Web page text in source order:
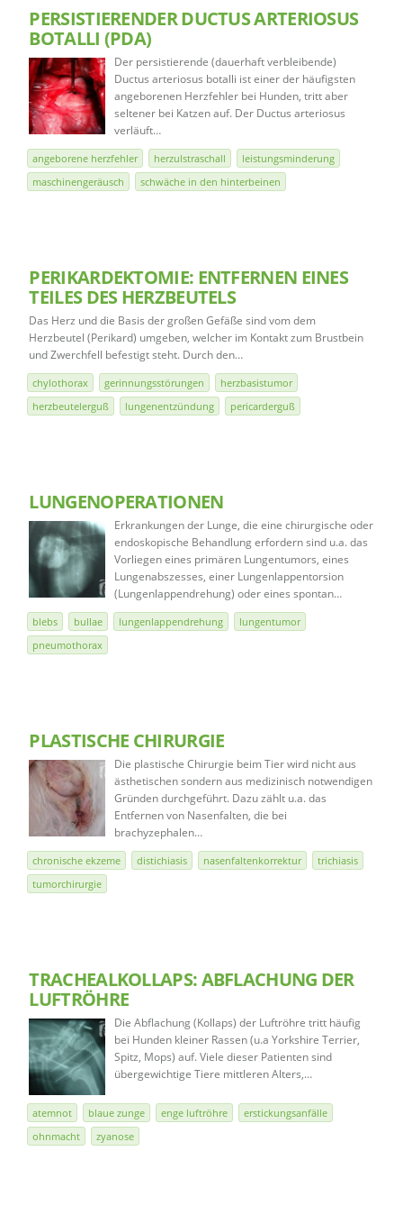
PERSISTIERENDER DUCTUS ARTERIOSUS
BOTALLI (PDA)
Der persistierende (dauerhaft verbleibende)
Ductus arteriosus botalli ist einer der häufigsten
angeborenen Herzfehler bei Hunden, tritt aber
seltener bei Katzen auf. Der Ductus arteriosus
verläuft…
angeborene herzfehler herzulstraschall
leistungsminderung
maschinengeräusch
schwäche in den hinterbeinen
PERIKARDEKTOMIE: ENTFERNEN EINES
TEILES DES HERZBEUTELS
Das Herz und die Basis der großen Gefäße sind vom dem
Herzbeutel (Perikard) umgeben, welcher im Kontakt zum Brustbein
und Zwerchfell befestigt steht. Durch den…
chylothorax gerinnungsstörungen
herzbasistumor
herzbeutelerguß
lungenentzündung pericarderguß
LUNGENOPERATIONEN
Erkrankungen der Lunge, die eine chirurgische oder
endoskopische Behandlung erfordern sind u.a. das
Vorliegen eines primären Lungentumors, eines
Lungenabszesses, einer Lungenlappentorsion
(Lungenlappendrehung) oder eines spontan…
blebs bullae lungenlappendrehung
lungentumor
pneumothorax
PLASTISCHE CHIRURGIE
Die plastische Chirurgie beim Tier wird nicht aus
ästhetischen sondern aus medizinisch notwendigen
Gründen durchgeführt. Dazu zählt u.a. das
Entfernen von Nasenfalten, die bei
brachyzephalen…
chronische ekzeme distichiasis nasenfaltenkorrektur
trichiasis
tumorchirurgie
TRACHEALKOLLAPS: ABFLACHUNG DER
LUFTRÖHRE
Die Abflachung (Kollaps) der Luftröhre tritt häufig
bei Hunden kleiner Rassen (u.a Yorkshire Terrier,
Spitz, Mops) auf. Viele dieser Patienten sind
übergewichtige Tiere mittleren Alters,…
atemnot blaue zunge enge luftröhre
erstickungsanfälle
ohnmacht
zyanose